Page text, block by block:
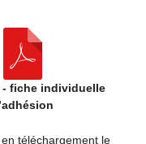
- fiche individuelle
téléchargement le